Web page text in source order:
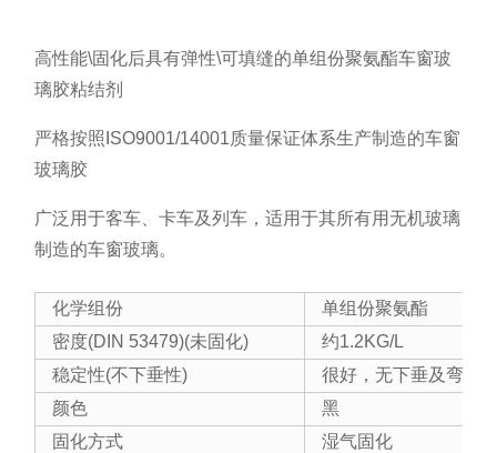
高性能\固化后具有弹性\可填缝的单组份聚氨酯车窗玻
璃胶粘结剂
严格按照ISO9001/14001质量保证体系生产制造的车窗
玻璃胶
广泛用于客车、卡车及列车，适用于其所有用无机玻璃
制造的车窗玻璃。
化学组份
单组份聚氨酯
密度(DIN 53479)(未固化)
约1.2KG/L
稳定性(不下垂性)
很好，无下垂及弯曲
颜色
黑
固化方式
湿气固化